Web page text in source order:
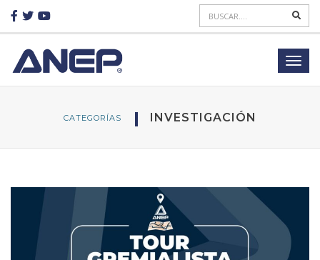
CATEGORÍAS INVESTIGACIÓN